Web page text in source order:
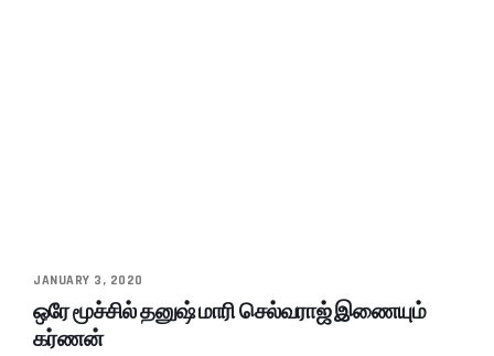
JANUARY 3, 2020
ஒரே மூச்சில் தனுஷ் மாரி செல்வராஜ் இணையும்
கர்ணன்